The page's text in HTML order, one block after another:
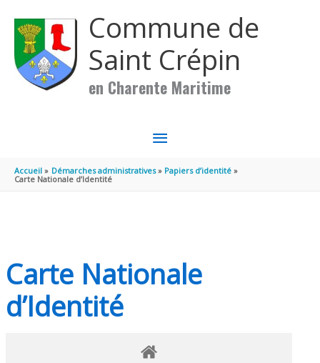
Commune de
Saint Crépin
en Charente Maritime
MENU
PRINCIPAL
Accueil Démarches administratives
Papiers d’identité
Carte Nationale d’Identité
Carte Nationale
d’Identité